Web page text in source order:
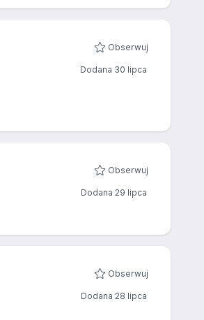
Obserwuj
Dodana 30 lipca
Obserwuj
Dodana 29 lipca
Obserwuj
Dodana 28 lipca